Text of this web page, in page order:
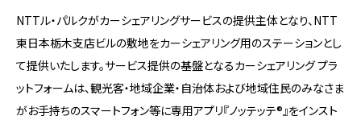
NTTル・パルクがカーシェアリングサービスの提供主体となり、NTT
東日本栃木支店ビルの敷地をカーシェアリング用のステーションとし
て提供いたします。サービス提供の基盤となるカーシェアリング プラ
ットフォームは、観光客・地域企業・自治体および地域住民のみなさま
がお手持ちのスマートフォン等に専用アプリ『ノッテッテ®』をインスト